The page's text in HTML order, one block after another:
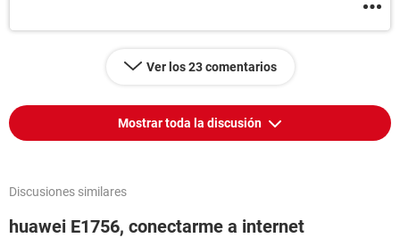
Ver los 23 comentarios
Mostrar toda la discusión
Discusiones similares
huawei E1756, conectarme a internet